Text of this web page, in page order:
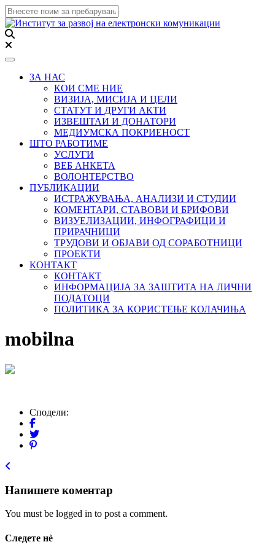
Toggle navigation
ЗА НАС
КОИ СМЕ НИЕ
ВИЗИЈА, МИСИЈА И ЦЕЛИ
СТАТУТ И ДРУГИ АКТИ
ИЗВЕШТАИ И ДОНАТОРИ
МЕДИУМСКА ПОКРИЕНОСТ
ШТО РАБОТИМЕ
УСЛУГИ
ВЕБ АНКЕТА
ВОЛОНТЕРСТВО
ПУБЛИКАЦИИ
ИСТРАЖУВАЊА, АНАЛИЗИ И СТУДИИ
КОМЕНТАРИ, СТАВОВИ И БРИФОВИ
ВИЗУЕЛИЗАЦИИ, ИНФОГРАФИЦИ И
ПРИРАЧНИЦИ
ТРУДОВИ И ОБЈАВИ ОД СОРАБОТНИЦИ
ПРОЕКТИ
КОНТАКТ
КОНТАКТ
ИНФОРМАЦИЈА ЗА ЗАШТИТА НА ЛИЧНИ
ПОДАТОЦИ
ПОЛИТИКА ЗА КОРИСТЕЊЕ КОЛАЧИЊА
mobilna
Сподели:
Напишете коментар
You must be logged in to post a comment.
Следете нѐ